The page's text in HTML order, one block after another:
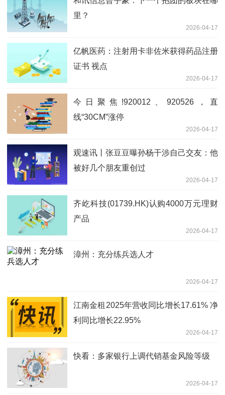
里？
2026-04-17
亿帆医药：注射用卡非佐米获得药品注册
证书 视点
2026-04-17
今日聚焦!920012、920526，直
线“30CM”涨停
2026-04-17
观速讯丨张豆豆曝孙杨干涉自己交友：他
被好几个朋友重创过
2026-04-17
齐屹科技(01739.HK)认购4000万元理财
产品
2026-04-17
漳州：充分练兵选人才
2026-04-17
江南金租2025年营收同比增长17.61% 净
利同比增长22.95%
2026-04-17
快看：多家银行上调代销基金风险等级
2026-04-17